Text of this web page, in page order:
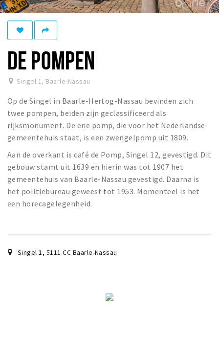
Deals
Eten
Slapen
Recreatief
Winkels
Winkelgebieden
Parkeren
Bezienswaardigheden
Enclaves
Musea, theaters & podia
Uitjes & activiteiten
Natuurgebieden
DE POMPEN
Singel 1, Baarle-Nassau
Op de Singel in Baarle-Hertog-Nassau bevinden zich
twee pompen, beiden zijn geclassificeerd als
rijksmonument. De ene pomp, die voor het Nederlandse
gemeentehuis staat, is een zwengelpomp uit 1809.
Aan de overkant is café de Pomp, Singel 12, gevestigd. Dit
gebouw stamt uit 1639 en hierin was tot 1907 het
gemeentehuis van Baarle-Nassau gevestigd. Daarna is
het politiebureau geweest tot 1953. Momenteel is het
een horecagelegenheid.
Singel 1, 5111 CC Baarle-Nassau